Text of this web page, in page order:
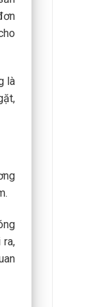
là
ra,